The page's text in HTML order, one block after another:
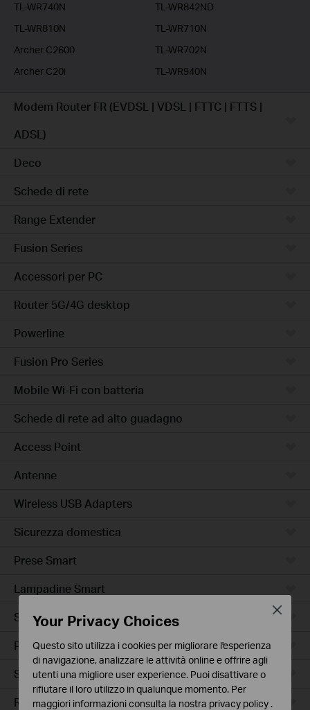
TL-WR740N
TL-WR842ND
TL-WR810N
TL-WR710N
Archer C2600
TL-WR702N
Archer C20i
TL-WR940N
Modem Router FR (EVDSL | VDSL | FTTC | FTTS |
ADSL)
Deco
Schede di rete
Range Extender
Fusion Series
Accessori per PC
Router 5G/4G desktop
Powerline
Fusion Pro Series
Mobile Wi-Fi con batteria
Schede di rete ad alto guadagno
Access Point
Antenne
Wireless USB Adapters
Sicurezza domestica
Prese Smart
Lampadine Smart
Sensori Smart
Prese Smart Extender
Smart Hub
Robot Aspirapolvere
Your Privacy Choices
Questo sito utilizza i cookies per migliorare l'esperienza
di navigazione, analizzare le attività online e offrire agli
utenti una migliore user experience. Puoi disattivare o
rifiutare il loro utilizzo in qualunque momento. Per
maggiori informazioni consulta la nostra privacy policy .
Close